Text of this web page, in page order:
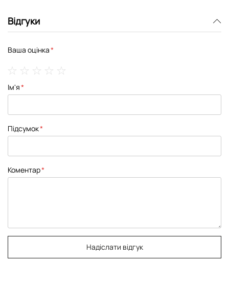
Відгуки
Ваша оцінка
star
stars
stars
stars
stars
Ім'я
Підсумок
Коментар
Надіслати відгук